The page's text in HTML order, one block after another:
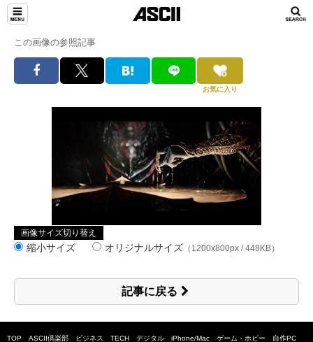
この画像の参照記事
お気に入り
画像サイズ切り替え
縮小サイズ オリジナルサイズ （1200x800px / 448KB）
記事に戻る
TOP ASCII倶楽部 ビジネス TECH デジタル iPhone/Mac ゲーム・ホビー 自作PC